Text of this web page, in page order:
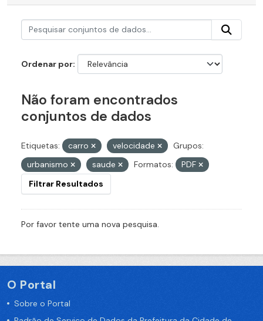
Ordenar por
Não foram encontrados
conjuntos de dados
Etiquetas: carro velocidade
Grupos:
urbanismo
saude Formatos:
PDF
Filtrar Resultados
Por favor tente uma nova pesquisa.
O Portal
Sobre o Portal